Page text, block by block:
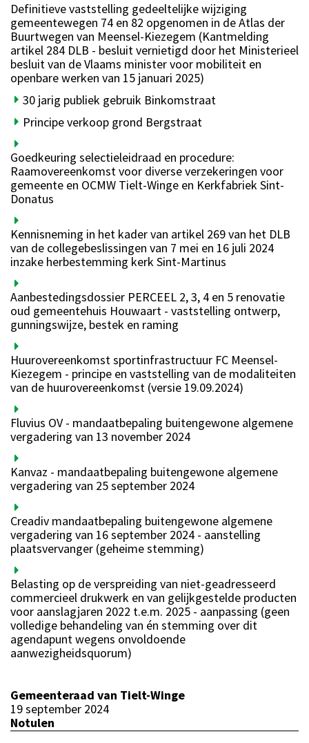
Definitieve vaststelling gedeeltelijke wijziging
gemeentewegen 74 en 82 opgenomen in de Atlas der
Buurtwegen van Meensel-Kiezegem (Kantmelding
artikel 284 DLB - besluit vernietigd door het Ministerieel
besluit van de Vlaams minister voor mobiliteit en
openbare werken van 15 januari 2025)
30 jarig publiek gebruik Binkomstraat
Principe verkoop grond Bergstraat
Goedkeuring selectieleidraad en procedure:
Raamovereenkomst voor diverse verzekeringen voor
gemeente en OCMW Tielt-Winge en Kerkfabriek Sint-
Donatus
Kennisneming in het kader van artikel 269 van het DLB
van de collegebeslissingen van 7 mei en 16 juli 2024
inzake herbestemming kerk Sint-Martinus
Aanbestedingsdossier PERCEEL 2, 3, 4 en 5 renovatie
oud gemeentehuis Houwaart - vaststelling ontwerp,
gunningswijze, bestek en raming
Huurovereenkomst sportinfrastructuur FC Meensel-
Kiezegem - principe en vaststelling van de modaliteiten
van de huurovereenkomst (versie 19.09.2024)
Fluvius OV - mandaatbepaling buitengewone algemene
vergadering van 13 november 2024
Kanvaz - mandaatbepaling buitengewone algemene
vergadering van 25 september 2024
Creadiv mandaatbepaling buitengewone algemene
vergadering van 16 september 2024 - aanstelling
plaatsvervanger (geheime stemming)
Belasting op de verspreiding van niet-geadresseerd
commercieel drukwerk en van gelijkgestelde producten
voor aanslagjaren 2022 t.e.m. 2025 - aanpassing (geen
volledige behandeling van én stemming over dit
agendapunt wegens onvoldoende
aanwezigheidsquorum)
Gemeenteraad van Tielt-Winge
19 september 2024
Notulen